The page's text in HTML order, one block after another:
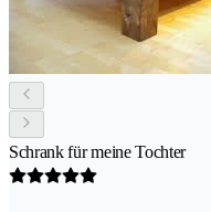
Schrank für meine Tochter